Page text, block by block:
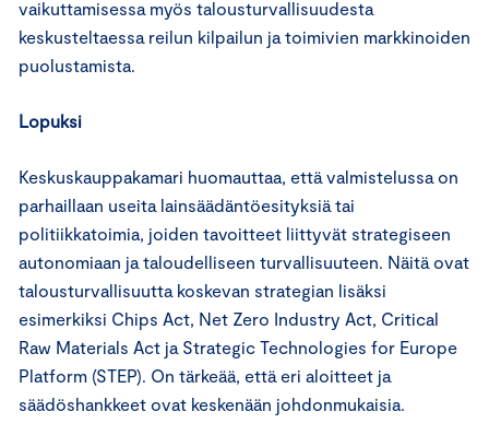
vaikuttamisessa myös talousturvallisuudesta
keskusteltaessa reilun kilpailun ja toimivien markkinoiden
puolustamista.
Lopuksi
Keskuskauppakamari huomauttaa, että valmistelussa on
parhaillaan useita lainsäädäntöesityksiä tai
politiikkatoimia, joiden tavoitteet liittyvät strategiseen
autonomiaan ja taloudelliseen turvallisuuteen. Näitä ovat
talousturvallisuutta koskevan strategian lisäksi
esimerkiksi Chips Act, Net Zero Industry Act, Critical
Raw Materials Act ja Strategic Technologies for Europe
Platform (STEP). On tärkeää, että eri aloitteet ja
säädöshankkeet ovat keskenään johdonmukaisia.